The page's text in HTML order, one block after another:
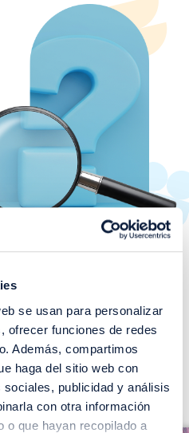
se usan para personalizar
ofrecer funciones de redes
Además, compartimos
haga del sitio web con
publicidad y análisis
con otra información
o que hayan recopilado a